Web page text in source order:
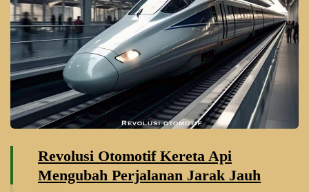
Revolusi Otomotif Kereta Api
Mengubah Perjalanan Jarak Jauh